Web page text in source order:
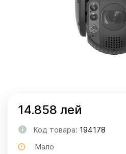
14.858 лей
Код товара: 194178
Мало